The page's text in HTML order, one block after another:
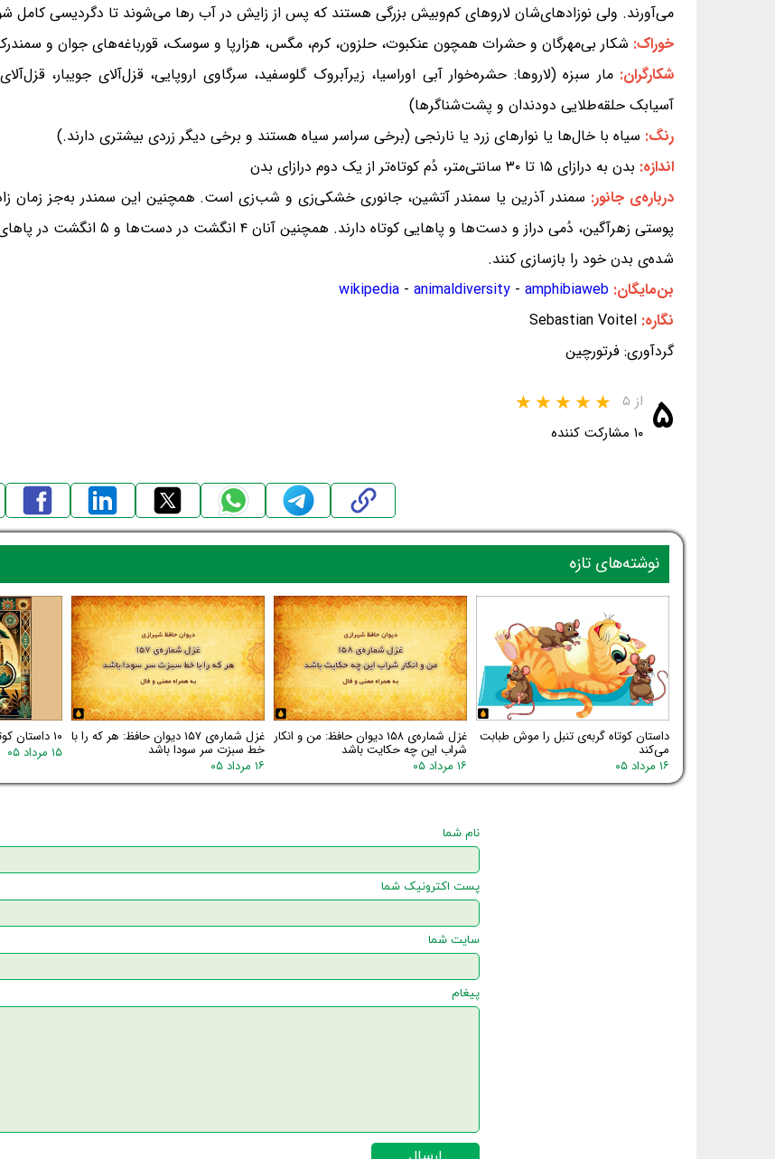
مى‌آورند. ولی نوزادهای‌شان لاروهای کم‌وبیش بزرگی هستند که پس از زایش در آب رها می‌شوند تا دگردیسی کامل
خوراک: شکار بی‌مهرگان و حشرات همچون عنکبوت، حلزون، کرم، مگس، هزارپا و سوسک، قورباغه‌های جوان و
شکارگران:مار سبزه (لاروها: حشره‌خوار آبی اوراسیا، زیرآبروک گلوسفید، سرگاوی اروپایی، قزل‌آلای جویبار،
آسیابک حلقه‌طلایی دودندان و پشت‌شناگرها)
رنگ: سیاه با خال‌ها یا نوارهای زرد یا نارنجی (برخی سراسر سیاه هستند و برخی دیگر زردی بیشتری دارند.)
اندازه: بدن به درازای ۱۵ تا ۳۰ سانتی‌متر، دُم کوتاه‌تر از یک دوم درازای بدن
درباره‌ی جانور: سمندر آذرین یا سمندر آتشین، جانوری خشکی‌زی و شب‌زی است. همچنین این سمندر به‌جز زمان
پوستی زهرآگین، دُمی دراز و دست‌ها
شده‌ی بدن خود را بازسازی کنند.
بن‌مایگان:
wikipedia - animaldiversity - amphibiaweb
نگاره: Sebastian Voitel
گردآوری: فرتورچین
۵ از ۵
۱۰ مشارکت کننده
داستان کوتاه گربه‌ی تنبل را موش طبابت
می‌کند
۱۶ مرداد ۰۵
غزل شماره‌ی ۱۵۸ دیوان حافظ: من و انکار
شراب این چه حکایت باشد
۱۶ مرداد ۰۵
غزل شماره‌ی ۱۵۷ دیوان حافظ: هر که را با
خط سبزت سر سودا باشد
۱۶ مرداد ۰۵
۱۰ داستان کوتاه لقمان
۱۵ مرداد ۰۵
نوشته‌های تازه
نام شما
پست اکترونیک شما
سایت شما
پیغام